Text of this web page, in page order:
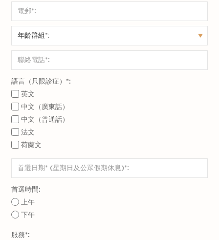
語言（只限診症）*:
英文
中文（廣東話）
中文（普通話）
法文
荷蘭文
首選時間:
上午
下午
服務*: